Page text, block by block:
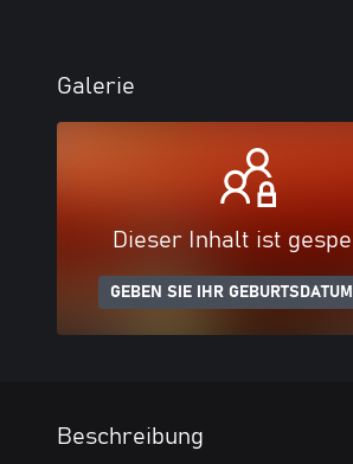
Galerie
Dieser Inhalt ist
GEBEN SIE IHR
Beschreibung